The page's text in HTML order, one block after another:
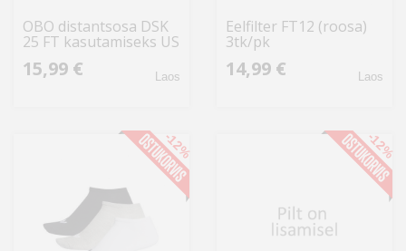
OBO distantsosa DSK
25 FT kasutamiseks US
FT 641644
15,99 € Laos
Eelfilter FT12 (roosa)
3tk/pk
14,99 € Laos
-12% -12%